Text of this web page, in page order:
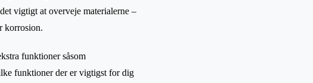
vigtigt at overveje materialerne –
korrosion.
funktioner såsom
funktioner der er vigtigst for dig